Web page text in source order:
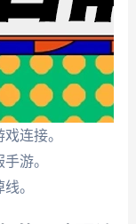
连接。
游。
。